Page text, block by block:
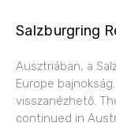
Salzburgring
Ausztriában, a
Europe
visszanézhető.
continued in